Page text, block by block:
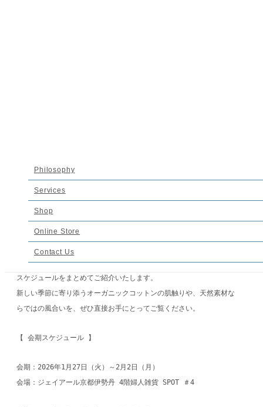
Philosophy
Services
Shop
Online Store
Contact Us
いつもNADELLをご愛顧いただき、誠にありがとうございます。
2026年1月より各地で開催しております、期間限定POP UP SHOPの
スケジュールをまとめてご紹介いたします。
新しい季節に寄り添うオーガニックコットンの肌触りや、天然素材な
らではの風合いを、ぜひ直接お手にとってご覧ください。
【 会期スケジュール 】
会期：2026年1月27日（火）～2月2日（月）
会場：ジェイアール京都伊勢丹 4階婦人雑貨 SPOT ＃4